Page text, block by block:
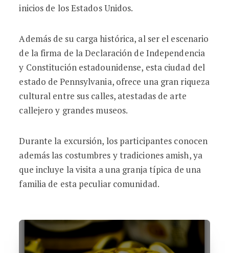
inicios de los Estados Unidos.
Además de su carga histórica, al ser el escenario
de la firma de la Declaración de Independencia
y Constitución estadounidense, esta ciudad del
estado de Pennsylvania, ofrece una gran riqueza
cultural entre sus calles, atestadas de arte
callejero y grandes museos.
Durante la excursión, los participantes conocen
además las costumbres y tradiciones amish, ya
que incluye la visita a una granja típica de una
familia de esta peculiar comunidad.